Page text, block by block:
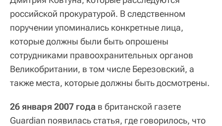
российской прокуратурой. В следственном
поручении упоминались конкретные лица,
которые должны были быть опрошены
сотрудниками правоохранительных органов
Великобритании, в том числе Березовский, а
также места, которые должны быть досмотрены.
26 января 2007 года в британской газете
Guardian появилась статья, где говорилось, что